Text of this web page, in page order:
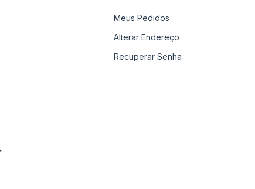
Meus Pedidos
Alterar Endereço
Recuperar Senha